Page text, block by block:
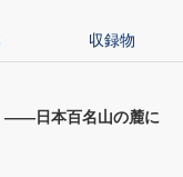
収録物
――日本百名山の麓に